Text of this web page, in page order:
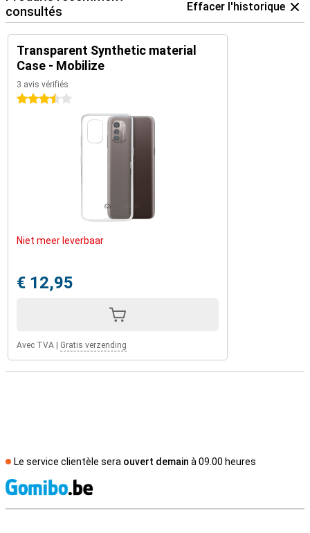
consultés
Effacer l'historique
Transparent Synthetic material
Case - Mobilize
3 avis vérifiés
3.5 étoiles
Niet meer leverbaar
€ 12,95
Avec TVA Gratis verzending
Le service clientèle sera ouvert demain à 09.00 heures